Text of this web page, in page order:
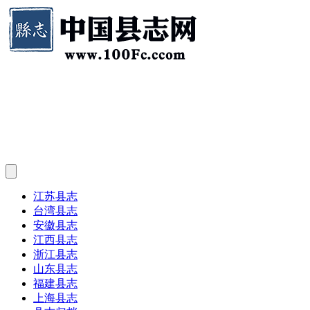
江苏县志
台湾县志
安徽县志
江西县志
浙江县志
山东县志
福建县志
上海县志